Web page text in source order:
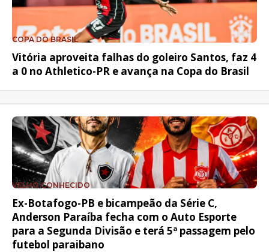
COPA DO BRASIL
Vitória aproveita falhas do goleiro Santos, faz 4
a 0 no Athletico-PR e avança na Copa do Brasil
VELHO CONHECIDO
Ex-Botafogo-PB e bicampeão da Série C,
Anderson Paraíba fecha com o Auto Esporte
para a Segunda Divisão e terá 5ª passagem pelo
futebol paraibano